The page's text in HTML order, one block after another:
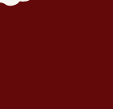
van het